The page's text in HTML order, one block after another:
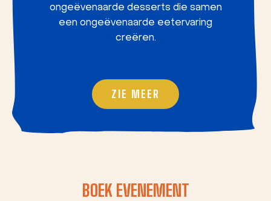
ongeëvenaarde desserts die samen
een ongeëvenaarde eetervaring
creëren.
ZIE MEER
BOEK EVENEMENT